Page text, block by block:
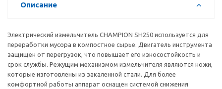
Описание
Электрический измельчитель CHAMPION SH250 используется для
переработки мусора в компостное сырье. Двигатель инструмента
защищен от перегрузок, что повышает его износостойкость и
срок службы. Режущим механизмом измельчителя являются ножи,
которые изготовлены из закаленной стали. Для более
комфортной работы аппарат оснащен системой снижения